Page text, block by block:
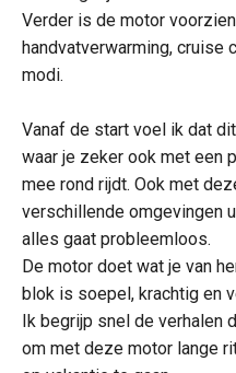
Verder is de motor
handvatverwarming, cruise
modi.
Vanaf de start voel ik dat
waar je zeker ook met een
mee rond rijdt. Ook met
verschillende omgevingen
alles gaat probleemloos.
De motor doet wat je van
blok is soepel, krachtig en
Ik begrijp snel de verhalen
om met deze motor lange